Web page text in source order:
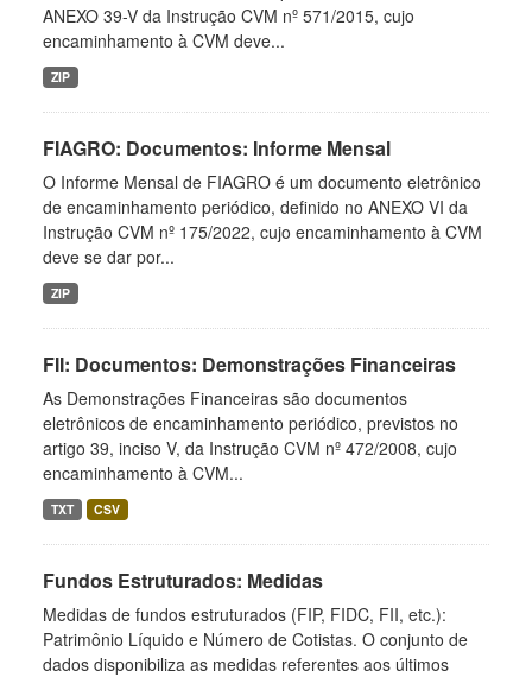
ANEXO 39-V da Instrução CVM nº 571/2015, cujo
encaminhamento à CVM deve...
ZIP
FIAGRO: Documentos: Informe Mensal
O Informe Mensal de FIAGRO é um documento eletrônico
de encaminhamento periódico, definido no ANEXO VI da
Instrução CVM nº 175/2022, cujo encaminhamento à CVM
deve se dar por...
ZIP
FII: Documentos: Demonstrações Financeiras
As Demonstrações Financeiras são documentos
eletrônicos de encaminhamento periódico, previstos no
artigo 39, inciso V, da Instrução CVM nº 472/2008, cujo
encaminhamento à CVM...
TXT CSV
Fundos Estruturados: Medidas
Medidas de fundos estruturados (FIP, FIDC, FII, etc.):
Patrimônio Líquido e Número de Cotistas. O conjunto de
dados disponibiliza as medidas referentes aos últimos